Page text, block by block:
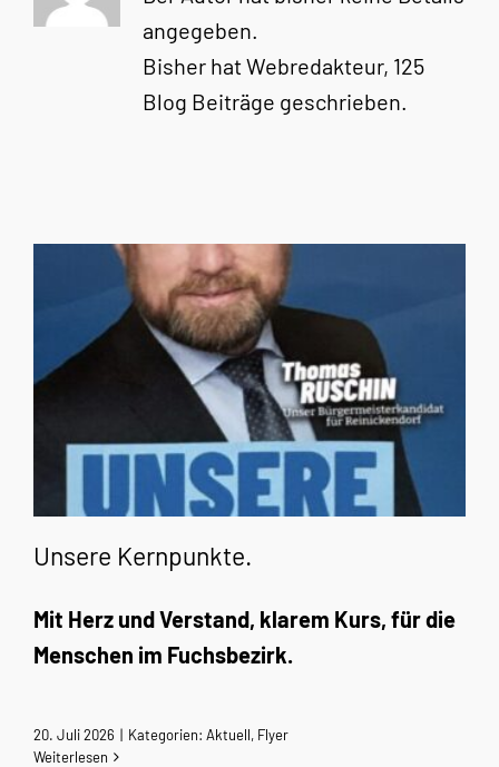
angegeben.
Bisher hat Webredakteur, 125
Blog Beiträge geschrieben.
Unsere Kernpunkte.
Mit Herz und Verstand, klarem Kurs, für die
Menschen im Fuchsbezirk.
20. Juli 2026 | Kategorien: Aktuell, Flyer
Weiterlesen